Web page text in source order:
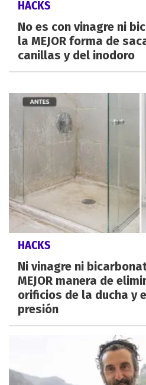
HACKS
No es con vinagre ni
la MEJOR forma de
canillas y del inodoro
HACKS
Ni vinagre ni
MEJOR manera de
orificios de la ducha y
presión